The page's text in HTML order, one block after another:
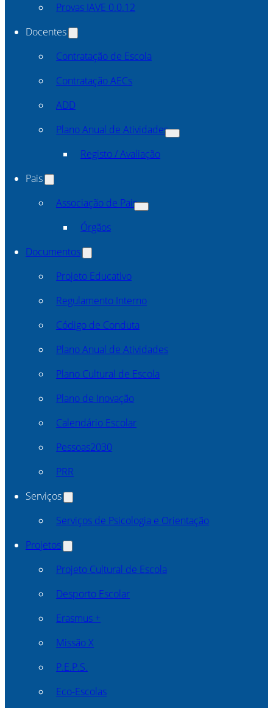
Provas IAVE 0.0.12
Docentes
Contratação de Escola
Contratação AECs
ADD
Plano Anual de Atividades
Registo / Avaliação
Pais
Associação de Pais
Órgãos
Documentos
Projeto Educativo
Regulamento Interno
Código de Conduta
Plano Anual de Atividades
Plano Cultural de Escola
Plano de Inovação
Calendário Escolar
Pessoas2030
PRR
Serviços
Serviços de Psicologia e Orientação
Projetos
Projeto Cultural de Escola
Desporto Escolar
Erasmus +
Missão X
P.E.P.S.
Eco-Escolas